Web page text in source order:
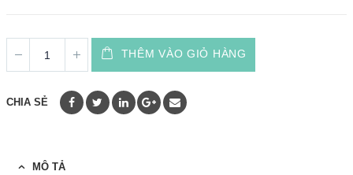
THÊM VÀO GIỎ HÀNG
CHIA SẺ
MÔ TẢ